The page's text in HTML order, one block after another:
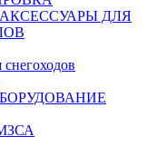
ДЛЯ